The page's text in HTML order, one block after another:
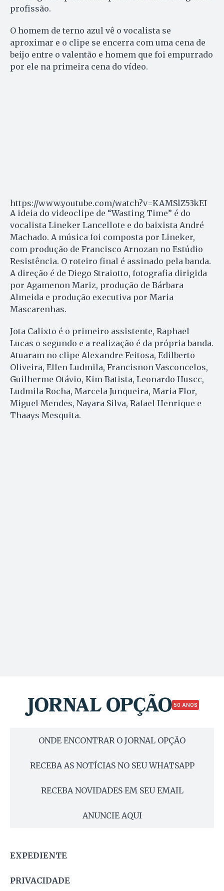
profissão.
O homem de terno azul vê o vocalista se
aproximar e o clipe se encerra com uma cena de
beijo entre o valentão e homem que foi empurrado
por ele na primeira cena do vídeo.
https://www.youtube.com/watch?v=KAMSlZ53kEI
A ideia do videoclipe de “Wasting Time” é do
vocalista Lineker Lancellote e do baixista André
Machado. A música foi composta por Lineker,
com produção de Francisco Arnozan no Estúdio
Resistência. O roteiro final é assinado pela banda.
A direção é de Diego Straiotto, fotografia dirigida
por Agamenon Mariz, produção de Bárbara
Almeida e produção executiva por Maria
Mascarenhas.
Jota Calixto é o primeiro assistente, Raphael
Lucas o segundo e a realização é da própria banda.
Atuaram no clipe Alexandre Feitosa, Edilberto
Oliveira, Ellen Ludmila, Francisnon Vasconcelos,
Guilherme Otávio, Kim Batista, Leonardo Huscc,
Ludmila Rocha, Marcela Junqueira, Maria Flor,
Miguel Mendes, Nayara Silva, Rafael Henrique e
Thaays Mesquita.
50 ANOS
ONDE ENCONTRAR O JORNAL OPÇÃO
RECEBA AS NOTÍCIAS NO SEU WHATSAPP
RECEBA NOVIDADES EM SEU EMAIL
ANUNCIE AQUI
EXPEDIENTE
PRIVACIDADE